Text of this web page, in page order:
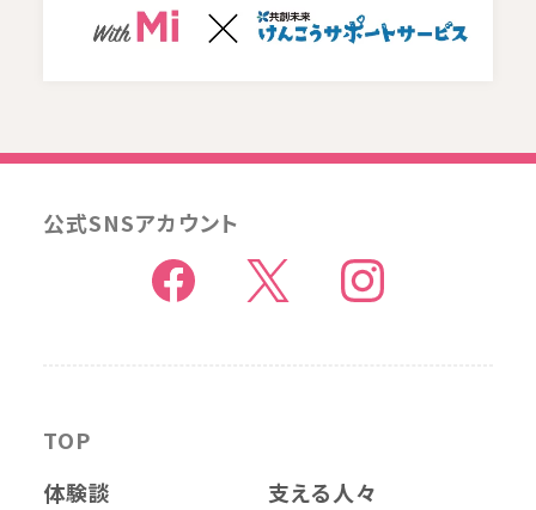
公式SNSアカウント
TOP
体験談
支える人々